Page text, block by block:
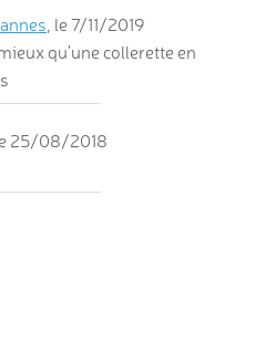
, le7/11/2019
qu'une collerette en
25/08/2018